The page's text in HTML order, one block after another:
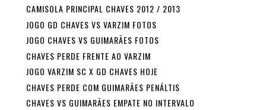
CAMISOLA PRINCIPAL CHAVES 2012 / 2013
JOGO GD CHAVES VS VARZIM FOTOS
JOGO CHAVES VS GUIMARÃES FOTOS
CHAVES PERDE FRENTE AO VARZIM
JOGO VARZIM SC X GD CHAVES HOJE
CHAVES PERDE COM GUIMARÃES PENÁLTIS
CHAVES VS GUIMARÃES EMPATE NO INTERVALO